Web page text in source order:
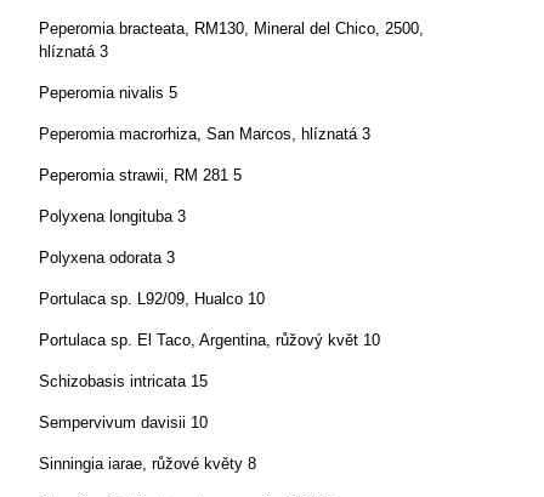
Peperomia bracteata, RM130, Mineral del Chico, 2500,
hlíznatá 3
Peperomia nivalis 5
Peperomia macrorhiza, San Marcos, hlíznatá 3
Peperomia strawii, RM 281 5
Polyxena longituba 3
Polyxena odorata 3
Portulaca sp. L92/09, Hualco 10
Portulaca sp. El Taco, Argentina, růžový květ 10
Schizobasis intricata 15
Sempervivum davisii 10
Sinningia iarae, růžové květy 8